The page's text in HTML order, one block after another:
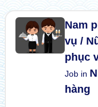
Nam
vụ /
phục
Job in
hàng